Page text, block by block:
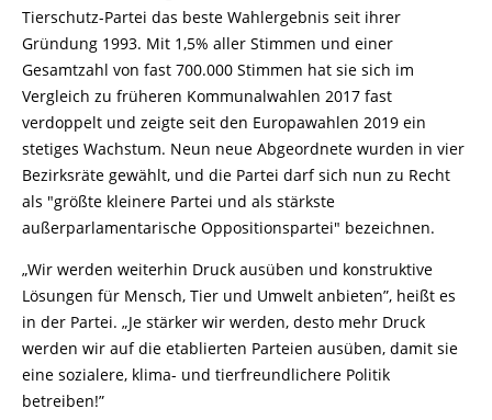
Tierschutz-Partei das beste Wahlergebnis seit ihrer
Gründung 1993. Mit 1,5% aller Stimmen und einer
Gesamtzahl von fast 700.000 Stimmen hat sie sich im
Vergleich zu früheren Kommunalwahlen 2017 fast
verdoppelt und zeigte seit den Europawahlen 2019 ein
stetiges Wachstum. Neun neue Abgeordnete wurden in vier
Bezirksräte gewählt, und die Partei darf sich nun zu Recht
als "größte kleinere Partei und als stärkste
außerparlamentarische Oppositionspartei" bezeichnen.
„Wir werden weiterhin Druck ausüben und konstruktive
Lösungen für Mensch, Tier und Umwelt anbieten”, heißt es
in der Partei. „Je stärker wir werden, desto mehr Druck
werden wir auf die etablierten Parteien ausüben, damit sie
eine sozialere, klima- und tierfreundlichere Politik
betreiben!”